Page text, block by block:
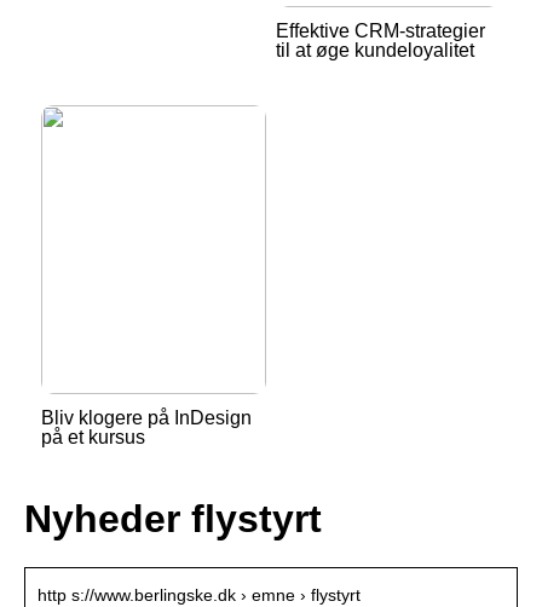
Effektive CRM-strategier
til at øge kundeloyalitet
Bliv klogere på InDesign
på et kursus
Nyheder flystyrt
http s://www.berlingske.dk › emne › flystyrt